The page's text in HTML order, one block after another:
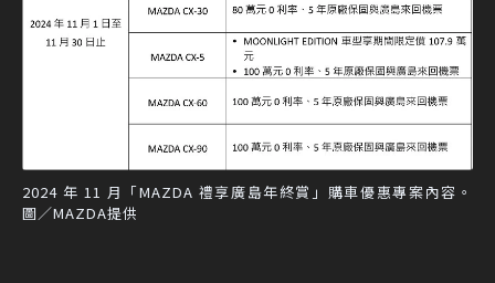
2024 年 11 月「MAZDA 禮享廣島年終賞」購車優惠專案內容。
圖／MAZDA提供